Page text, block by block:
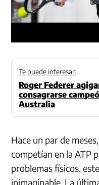
Te puede interesar:
Roger Federer
consagrarse
Australia
Hace un par de
competían en la ATP
problemas físicos,
inimaginable. La